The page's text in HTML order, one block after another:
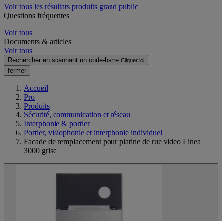
Voir tous les résultats produits grand public
Questions fréquentes
Voir tous
Documents & articles
Voir tous
Rechercher en scannant un code-barre Cliquer ici
fermer
Accueil
Pro
Produits
Sécurité, communication et réseau
Interphonie & portier
Portier, visiophonie et interphonie individuel
Facade de remplacement pour platine de rue video Linea
3000 grise